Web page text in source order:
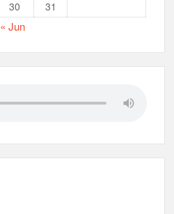
30 31
« Jun